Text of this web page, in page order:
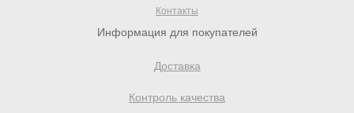
Контакты
Информация для покупателей
Доставка
Контроль качества